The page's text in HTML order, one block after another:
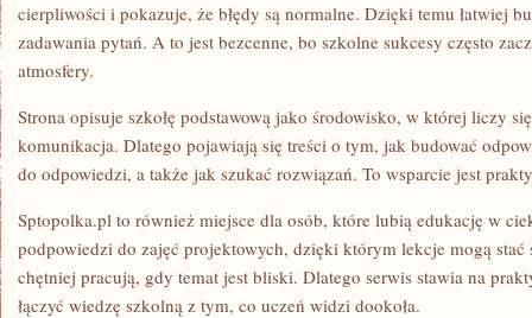
cierpliwości i pokazuje, że błędy są normalne. Dzięki temu łatwiej
zadawania pytań. A to jest bezcenne, bo szkolne sukcesy często
atmosfery.
Strona opisuje szkołę podstawową jako środowisko, w której liczy
komunikacja. Dlatego pojawiają się treści o tym, jak budować
do odpowiedzi, a także jak szukać rozwiązań. To wsparcie jest
Sptopolka.pl to również miejsce dla osób, które lubią edukację w
podpowiedzi do zajęć projektowych, dzięki którym lekcje mogą stać
chętniej pracują, gdy temat jest bliski. Dlatego serwis stawia na
łączyć wiedzę szkolną z tym, co uczeń widzi dookoła.